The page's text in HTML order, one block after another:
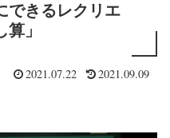
できるレクリエ
」
2021.07.22 2021.09.09